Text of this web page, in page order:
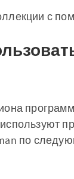
с
по